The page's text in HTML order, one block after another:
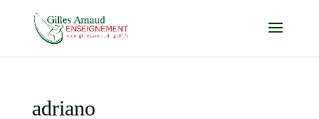
adriano